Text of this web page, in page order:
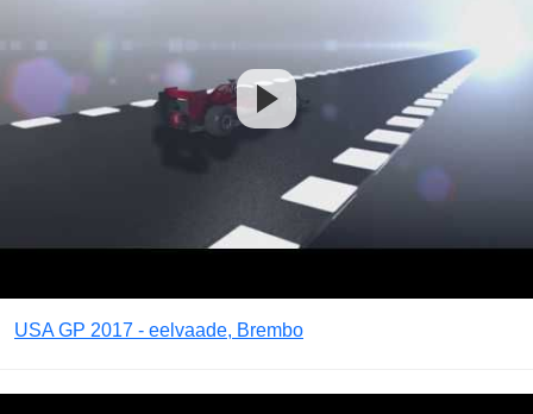
USA GP 2017 - eelvaade, Brembo